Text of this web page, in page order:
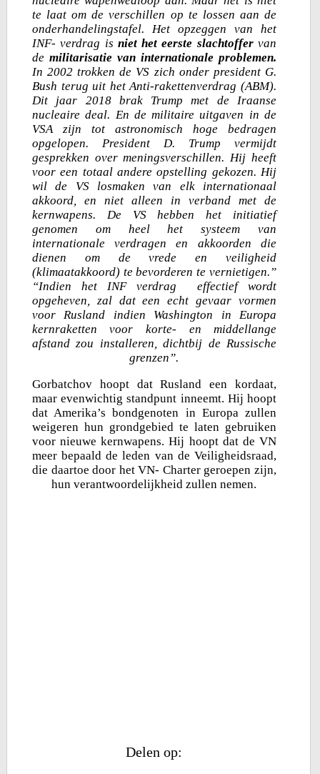
te laat om de verschillen op te lossen aan de
onderhandelingstafel. Het opzeggen van het
INF- verdrag is niet het eerste slachtoffervan
de militarisatie van internationale problemen.
In 2002 trokken de VS zich onder president G.
Bush terug uit het Anti-rakettenverdrag (ABM).
Dit jaar 2018 brak Trump met de Iraanse
nucleaire deal. En de militaire uitgaven in de
VSA zijn tot astronomisch hoge bedragen
opgelopen. President D. Trump vermijdt
gesprekken over meningsverschillen. Hij heeft
voor een totaal andere opstelling gekozen. Hij
wil de VS losmaken van elk internationaal
akkoord, en niet alleen in verband met de
kernwapens. De VS hebben het initiatief
genomen om heel het systeem van
internationale verdragen en akkoorden die
dienen om de vrede en veiligheid
(klimaatakkoord) te bevorderen te vernietigen.”
“Indien het INF verdrag effectief wordt
opgeheven, zal dat een echt gevaar vormen
voor Rusland indien Washington in Europa
kernraketten voor korte- en middellange
afstand zou installeren, dichtbij de Russische
grenzen”.
Gorbatchov hoopt dat Rusland een kordaat,
maar evenwichtig standpunt inneemt. Hij hoopt
dat Amerika’s bondgenoten in Europa zullen
weigeren hun grondgebied te laten gebruiken
voor nieuwe kernwapens. Hij hoopt dat de VN
meer bepaald de leden van de Veiligheidsraad,
die daartoe door het VN- Charter geroepen zijn,
hun verantwoordelijkheid zullen nemen.
Delen op: